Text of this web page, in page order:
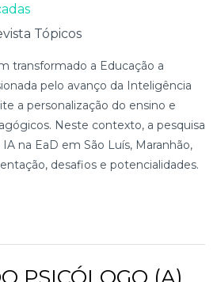
Tópicos
transformado a Educação a
pelo avanço da Inteligência
a personalização do ensino e
Neste contexto, a pesquisa
na EaD em São Luís, Maranhão,
desafios e potencialidades.